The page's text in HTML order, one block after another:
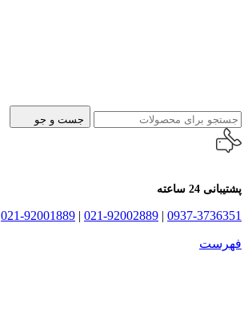
جست و جو
پشتیبانی 24 ساعته
0937-3736351
|
021-92002889
|
021-92001889
فهرست